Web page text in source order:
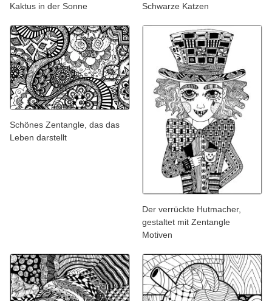
Kaktus in der Sonne Schwarze Katzen
Schönes Zentangle, das das
Leben darstellt
Der verrückte Hutmacher,
gestaltet mit Zentangle
Motiven